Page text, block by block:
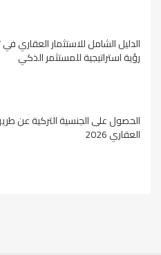
رؤية استراتيجية للمستثمر الذكي
الحصول على الجنسية التركية عن
العقاري 2026